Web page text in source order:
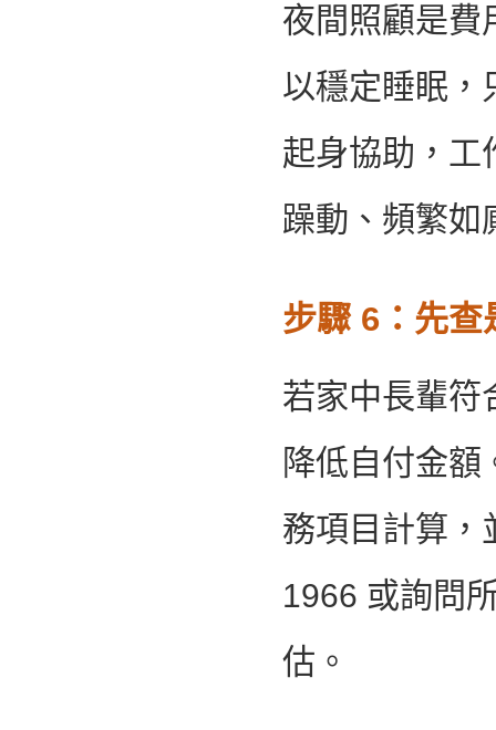
夜間照顧是費
以穩定睡眠，
起身協助，工
躁動、頻繁如
步驟 6：先查
若家中長輩符
降低自付金
務項目計算，
1966 或詢問
估。